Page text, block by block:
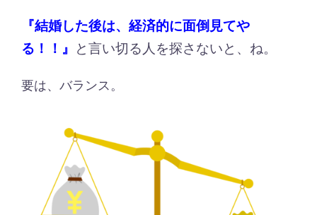
『結婚した後は、経済的に面倒見てや
る！！』
と言い切る人を探さないと、ね。
要は、バランス。